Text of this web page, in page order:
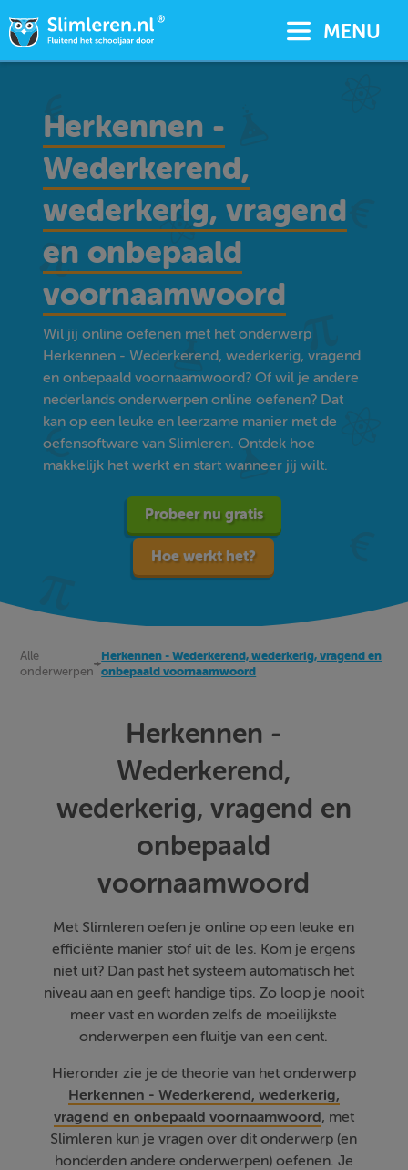
MENU
Herkennen -
Wederkerend,
wederkerig, vragend
en onbepaald
voornaamwoord
Wil jij online oefenen met het onderwerp
Herkennen - Wederkerend, wederkerig, vragend
en onbepaald voornaamwoord? Of wil je andere
nederlands onderwerpen online oefenen? Dat
kan op een leuke en leerzame manier met de
oefensoftware van Slimleren. Ontdek hoe
makkelijk het werkt en start wanneer jij wilt.
Probeer nu gratis
Hoe werkt het?
Alle
onderwerpen
Herkennen - Wederkerend, wederkerig, vragend en
onbepaald voornaamwoord
Herkennen -
Wederkerend,
wederkerig, vragend en
onbepaald
voornaamwoord
Met Slimleren oefen je online op een leuke en
efficiënte manier stof uit de les. Kom je ergens
niet uit? Dan past het systeem automatisch het
niveau aan en geeft handige tips. Zo loop je nooit
meer vast en worden zelfs de moeilijkste
onderwerpen een fluitje van een cent.
Hieronder zie je de theorie van het onderwerp
Herkennen - Wederkerend, wederkerig,
vragend en onbepaald voornaamwoord, met
Slimleren kun je vragen over dit onderwerp (en
honderden andere onderwerpen) oefenen. Je